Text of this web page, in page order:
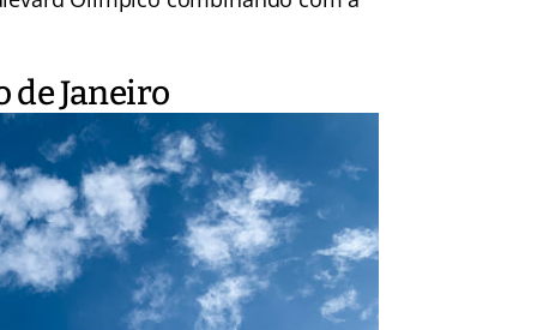
de Janeiro